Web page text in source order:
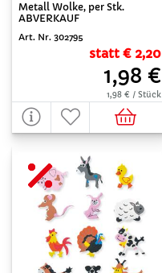
Metall Wolke, per Stk.
ABVERKAUF
Art. Nr. 302795
statt € 2,20
1,98 €
1,98 € / Stück